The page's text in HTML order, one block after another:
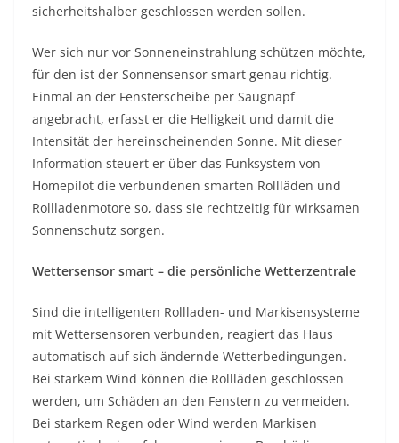
sicherheitshalber geschlossen werden sollen.
Wer sich nur vor Sonneneinstrahlung schützen möchte,
für den ist der Sonnensensor smart genau richtig.
Einmal an der Fensterscheibe per Saugnapf
angebracht, erfasst er die Helligkeit und damit die
Intensität der hereinscheinenden Sonne. Mit dieser
Information steuert er über das Funksystem von
Homepilot die verbundenen smarten Rollläden und
Rollladenmotore so, dass sie rechtzeitig für wirksamen
Sonnenschutz sorgen.
Wettersensor smart – die persönliche Wetterzentrale
Sind die intelligenten Rollladen- und Markisensysteme
mit Wettersensoren verbunden, reagiert das Haus
automatisch auf sich ändernde Wetterbedingungen.
Bei starkem Wind können die Rollläden geschlossen
werden, um Schäden an den Fenstern zu vermeiden.
Bei starkem Regen oder Wind werden Markisen